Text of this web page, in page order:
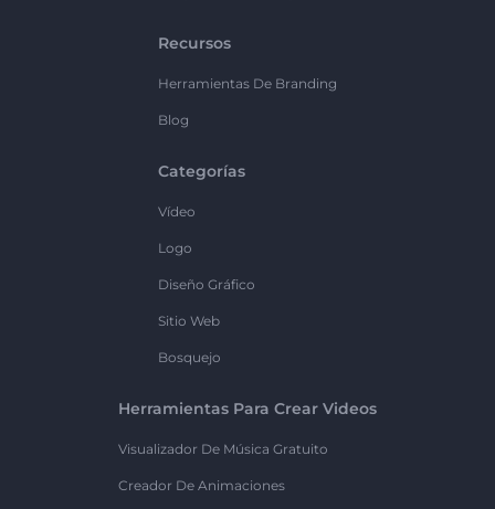
Recursos
Herramientas De Branding
Blog
Categorías
Vídeo
Logo
Diseño Gráfico
Sitio Web
Bosquejo
Herramientas Para Crear Videos
Visualizador De Música Gratuito
Creador De Animaciones